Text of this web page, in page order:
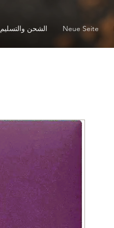
الشحن والتسليم Neue Seite